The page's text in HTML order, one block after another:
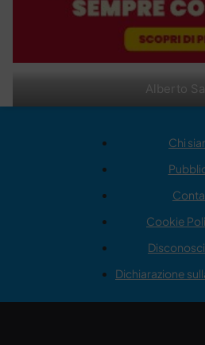
Alberto
Chi
Cookie
Dichiarazione